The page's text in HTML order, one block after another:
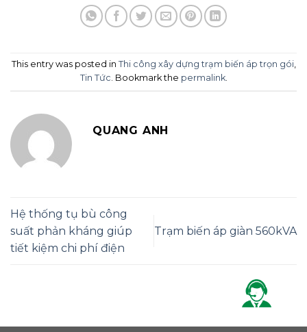
This entry was posted in Thi công xây dựng trạm biến áp trọn gói,
Tin Tức. Bookmark the permalink.
QUANG ANH
Hệ thống tụ bù công
suất phản kháng giúp
tiết kiệm chi phí điện
Trạm biến áp giàn 560kVA